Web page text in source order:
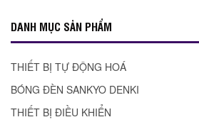
DANH MỤC SẢN PHẨM
THIẾT BỊ TỰ ĐỘNG HOÁ
BÓNG ĐÈN SANKYO DENKI
THIẾT BỊ ĐIỀU KHIỂN